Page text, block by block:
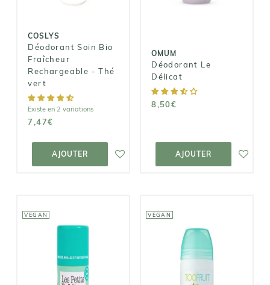
COSLYS
Déodorant Soin Bio
Fraîcheur
Rechargeable - Thé
vert
Existe en 2 variations
7,47€
AJOUTER
AJOUTER AU
PANIER
OMUM
Déodorant Le
Délicat
8,50€
AJOUTER
AJOUTER AU
PANIER
VEGAN VEGAN